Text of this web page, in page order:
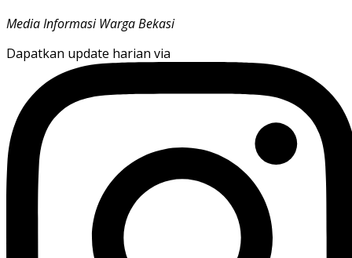
Media Informasi Warga Bekasi
Dapatkan update harian via